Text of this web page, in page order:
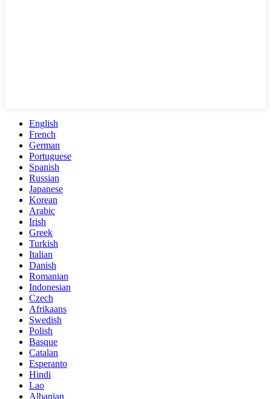
English
French
German
Portuguese
Spanish
Russian
Japanese
Korean
Arabic
Irish
Greek
Turkish
Italian
Danish
Romanian
Indonesian
Czech
Afrikaans
Swedish
Polish
Basque
Catalan
Esperanto
Hindi
Lao
Albanian